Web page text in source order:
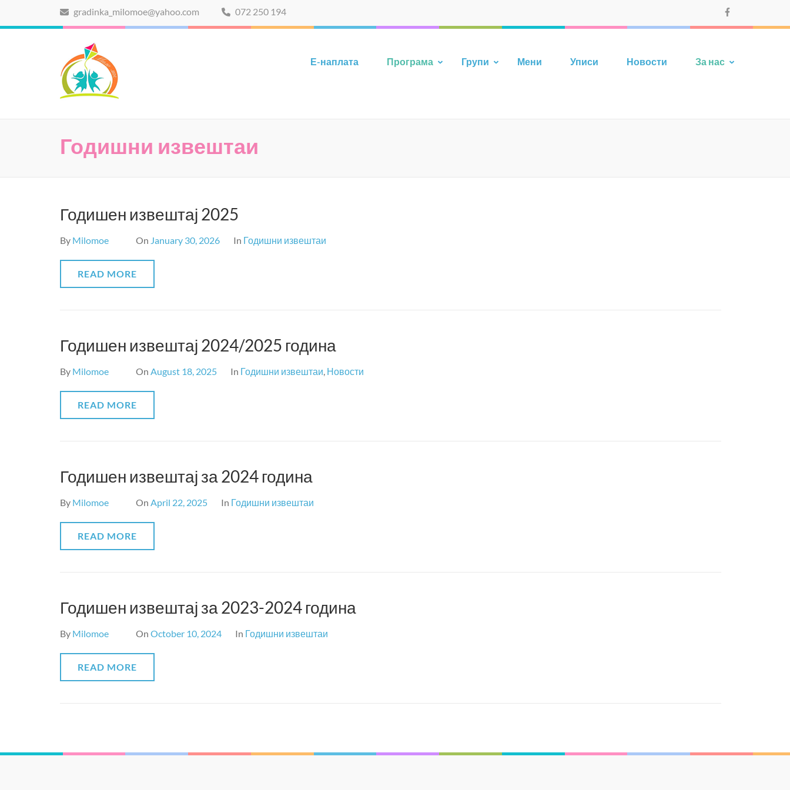
gradinka_milomoe@yahoo.com 072 250 194
Е-наплата Програма Групи Мени Уписи Новости За нас
Годишни извештаи
Годишен извештај 2025
By Milomoe On January 30, 2026 In Годишни извештаи
READ MORE
Годишен извештај 2024/2025 година
By Milomoe On August 18, 2025 In Годишни извештаи, Новости
READ MORE
Годишен извештај за 2024 година
By Milomoe On April 22, 2025 In Годишни извештаи
READ MORE
Годишен извештај за 2023-2024 година
By Milomoe On October 10, 2024 In Годишни извештаи
READ MORE